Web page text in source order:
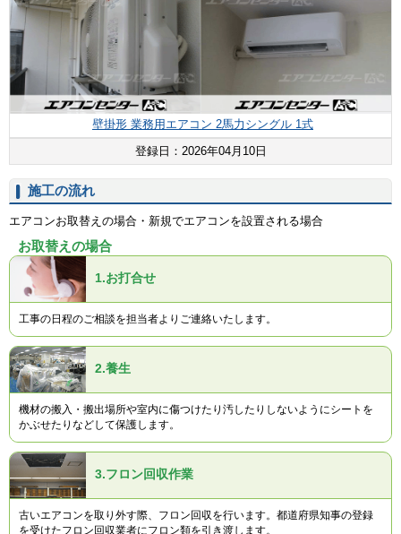
壁掛形 業務用エアコン 2馬力シングル 1式
登録日：2026年04月10日
施工の流れ
エアコンお取替えの場合・新規でエアコンを設置される場合
お取替えの場合
1.お打合せ
工事の日程のご相談を担当者よりご連絡いたします。
2.養生
機材の搬入・搬出場所や室内に傷つけたり汚したりしないようにシートを
かぶせたりなどして保護します。
3.フロン回収作業
古いエアコンを取り外す際、フロン回収を行います。都道府県知事の登録
を受けたフロン回収業者にフロン類を引き渡します。